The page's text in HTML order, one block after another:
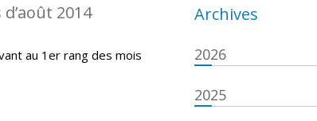
2014
au 1er rang des mois
Archives
2026
2025